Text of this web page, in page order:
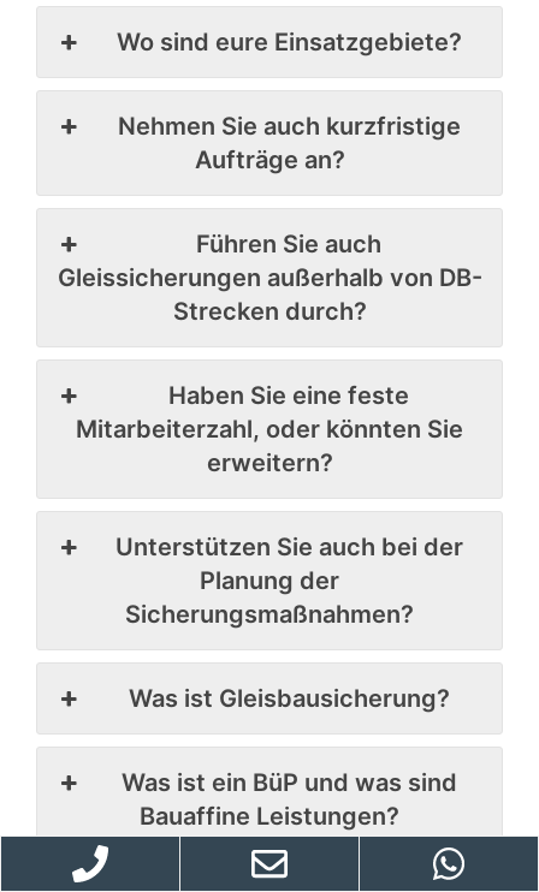
Wo sind eure Einsatzgebiete?
Nehmen Sie auch kurzfristige
Aufträge an?
Führen Sie auch
Gleissicherungen außerhalb von DB-
Strecken durch?
Haben Sie eine feste
Mitarbeiterzahl, oder könnten Sie
erweitern?
Unterstützen Sie auch bei der
Planung der
Sicherungsmaßnahmen?
Was ist Gleisbausicherung?
Was ist ein BüP und was sind
Bauaffine Leistungen?